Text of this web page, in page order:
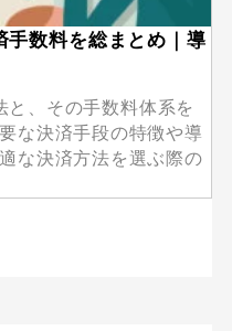
数料を総まとめ｜導
、その手数料体系を
な決済手段の特徴や導
な決済方法を選ぶ際の